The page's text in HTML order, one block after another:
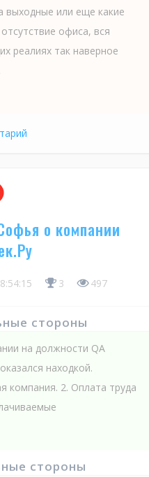
выходные или еще какие
офиса, вся
реалиях так наверное
о компании
3 497
стороны
на должности QA
находкой.
2. Оплата труда
стороны